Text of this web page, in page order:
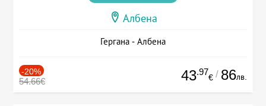
Албена
Гергана - Албена
-20%
54.66€ 43.97
€ / 86лв.